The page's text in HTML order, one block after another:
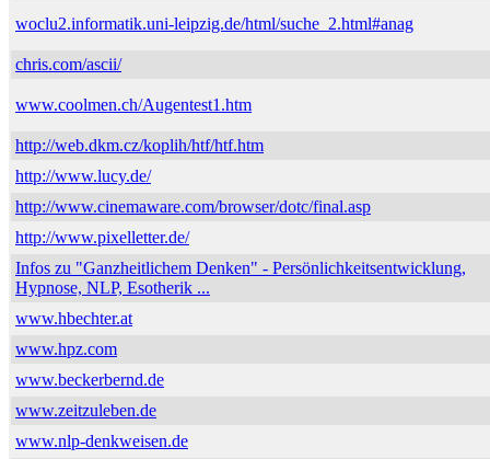
woclu2.informatik.uni-leipzig.de/html/suche_2.html#anag
chris.com/ascii/
www.coolmen.ch/Augentest1.htm
http://web.dkm.cz/koplih/htf/htf.htm
http://www.lucy.de/
http://www.cinemaware.com/browser/dotc/final.asp
http://www.pixelletter.de/
Infos zu "Ganzheitlichem Denken" - Persönlichkeitsentwicklung,
Hypnose, NLP, Esotherik ...
www.hbechter.at
www.hpz.com
www.beckerbernd.de
www.zeitzuleben.de
www.nlp-denkweisen.de